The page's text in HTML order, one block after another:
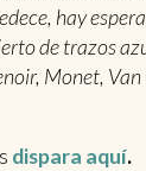
hay
de trazos
Monet,
dispara aquí.